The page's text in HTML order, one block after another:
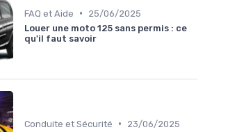
FAQ et Aide •
25/06/2025
Louer une moto 125 sans permis : ce
qu'il faut savoir
Conduite et Sécurité •
23/06/2025